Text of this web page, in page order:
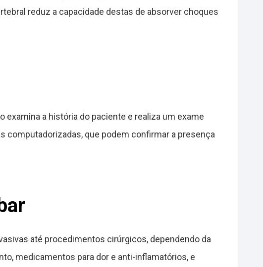
reduz a capacidade destas de absorver choques
examina a história do paciente e realiza um exame
computadorizadas, que podem confirmar a presença
até procedimentos cirúrgicos, dependendo da
medicamentos para dor e anti-inflamatórios, e